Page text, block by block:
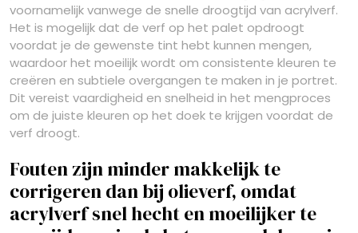
voornamelijk vanwege de snelle droogtijd van acrylverf.
Het is mogelijk dat de verf op het palet opdroogt
voordat je de gewenste tint hebt kunnen mengen,
waardoor het moeilijk wordt om consistente kleuren te
creëren en subtiele overgangen te maken in je portret.
Dit vereist vaardigheid en snelheid in het mengproces
om de juiste kleuren op het doek te krijgen voordat de
verf droogt.
Fouten zijn minder makkelijk te
corrigeren dan bij olieverf, omdat
acrylverf snel hecht en moeilijker te